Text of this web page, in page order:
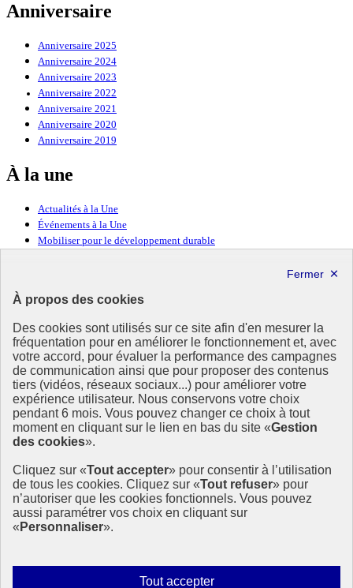
À propos des cookies
Des cookies sont utilisés sur ce site afin d'en mesurer la
fréquentation pour en améliorer le fonctionnement et, avec
votre accord, pour évaluer la performance des campagnes
de communication ainsi que pour proposer des contenus
tiers (vidéos, réseaux sociaux...) pour améliorer votre
expérience utilisateur. Nous conservons votre choix
pendant 6 mois. Vous pouvez changer ce choix à tout
moment en cliquant sur le lien en bas du site «Gestion
des cookies».
Cliquez sur «Tout accepter» pour consentir à l’utilisation
de tous les cookies. Cliquez sur «Tout refuser» pour
n’autoriser que les cookies fonctionnels. Vous pouvez
aussi paramétrer vos choix en cliquant sur
« Personnaliser».
Tout accepterAutoriser
Anniversaire
Anniversaire 2025
Anniversaire 2024
Anniversaire 2023
Anniversaire 2022
Anniversaire 2021
Anniversaire 2020
Anniversaire 2019
À la une
Actualités à la Une
Événements à la Une
Mobiliser pour le développement durable
Ressources
Ressources
La Méth’ODD
Gouvernement
Ce site propose l’information de référence concernant l’Agenda
2030 et la feuille de route de la France. Il valorise la mobilisation de
tous les acteurs.
info.gouv.fr- ouvre une nouvelle fenêtre
service-public.fr - ouvre une nouvelle fenêtre
legifrance.gouv.fr- ouvre une nouvelle fenêtre
data.gouv.fr- ouvre une nouvelle fenêtre
Plan du site
Mentions légales